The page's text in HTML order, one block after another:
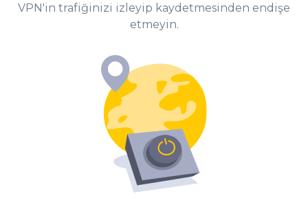
VPN'in trafiğinizi izleyip kaydetmesinden endişe
etmeyin.